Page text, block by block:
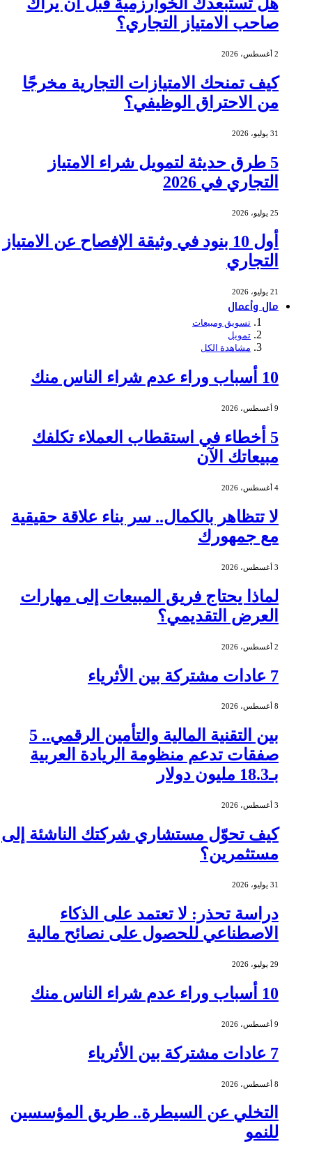
صاحب الامتياز التجاري؟
2 أغسطس، 2026
كيف تمنحك الامتيازات التجارية مخرجًا
من الاحتراق الوظيفي؟
31 يوليو، 2026
5 طرق حديثة لتمويل شراء الامتياز
التجاري في 2026
25 يوليو، 2026
أول 10 بنود في وثيقة الإفصاح عن الامتياز
التجاري
21 يوليو، 2026
مال وأعمال
تسويق ومبيعات
تمويل
مشاهدة الكل
10 أسباب وراء عدم شراء الناس منك
9 أغسطس، 2026
5 أخطاء في استقطاب العملاء تكلفك
مبيعاتك الآن
4 أغسطس، 2026
لا تتظاهر بالكمال.. سر بناء علاقة حقيقية
مع جمهورك
3 أغسطس، 2026
لماذا يحتاج فريق المبيعات إلى مهارات
العرض التقديمي؟
2 أغسطس، 2026
7 عادات مشتركة بين الأثرياء
8 أغسطس، 2026
بين التقنية المالية والتأمين الرقمي.. 5
صفقات تدعم منظومة الريادة العربية
بـ18.3 مليون دولار
3 أغسطس، 2026
كيف تحوّل مستشاري شركتك الناشئة إلى
مستثمرين؟
31 يوليو، 2026
دراسة تحذر: لا تعتمد على الذكاء
الاصطناعي للحصول على نصائح مالية
29 يوليو، 2026
10 أسباب وراء عدم شراء الناس منك
9 أغسطس، 2026
7 عادات مشتركة بين الأثرياء
8 أغسطس، 2026
التخلي عن السيطرة.. طريق المؤسسين
للنمو